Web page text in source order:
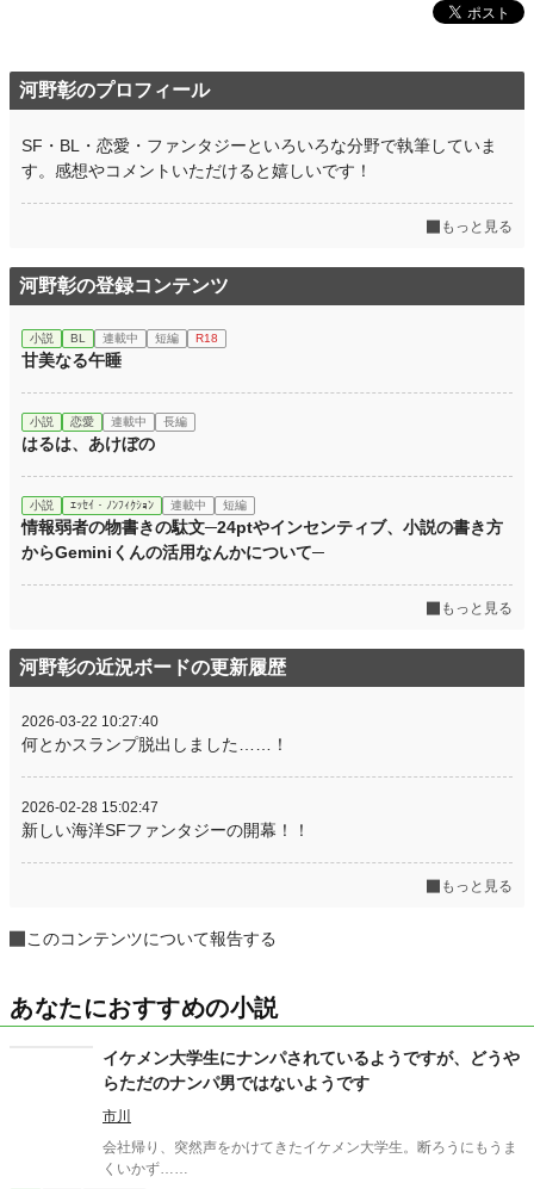
河野彰のプロフィール
SF・BL・恋愛・ファンタジーといろいろな分野で執筆していま
す。感想やコメントいただけると嬉しいです！
もっと見る
河野彰の登録コンテンツ
小説 BL 連載中 短編 R18
甘美なる午睡
小説 恋愛 連載中 長編
はるは、あけぼの
小説 ｴｯｾｲ・ﾉﾝﾌｨｸｼｮﾝ 連載中 短編
情報弱者の物書きの駄文─24ptやインセンティブ、小説の書き方
からGeminiくんの活用なんかについて─
もっと見る
河野彰の近況ボードの更新履歴
2026-03-22 10:27:40
何とかスランプ脱出しました……！
2026-02-28 15:02:47
新しい海洋SFファンタジーの開幕！！
もっと見る
このコンテンツについて報告する
あなたにおすすめの小説
イケメン大学生にナンパされているようですが、どうや
らただのナンパ男ではないようです
市川
会社帰り、突然声をかけてきたイケメン大学生。断ろうにもうま
くいかず……